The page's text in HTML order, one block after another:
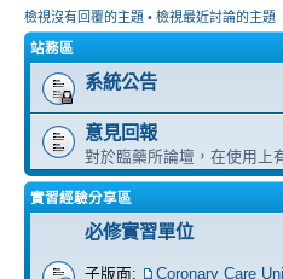
檢視沒有回覆的主題 • 檢視最近討論的主題
站務區
系統公告
意見回報
對於臨藥所論壇，在使用上
實習經驗分享區
必修實習單位
子版面: Coronary Care